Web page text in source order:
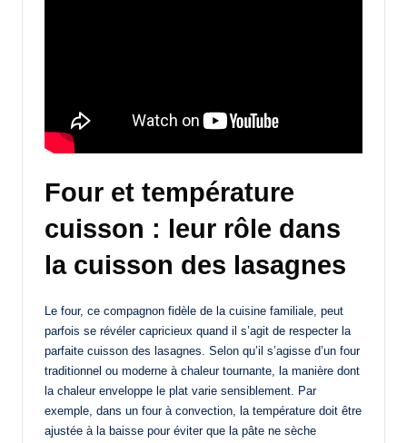
Four et température
cuisson : leur rôle dans
la cuisson des lasagnes
Le four, ce compagnon fidèle de la cuisine familiale, peut
parfois se révéler capricieux quand il s’agit de respecter la
parfaite cuisson des lasagnes. Selon qu’il s’agisse d’un four
traditionnel ou moderne à chaleur tournante, la manière dont
la chaleur enveloppe le plat varie sensiblement. Par
exemple, dans un four à convection, la température doit être
ajustée à la baisse pour éviter que la pâte ne sèche